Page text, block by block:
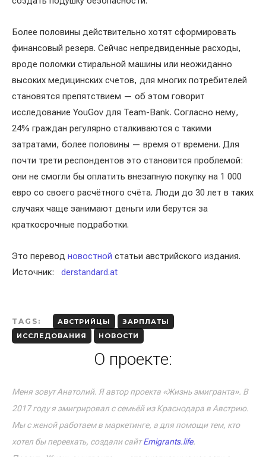
Более половины действительно хотят сформировать
финансовый резерв. Сейчас непредвиденные расходы,
вроде поломки стиральной машины или неожиданно
высоких медицинских счетов, для многих потребителей
становятся препятствием — об этом говорит
исследование YouGov для Team-Bank. Согласно нему,
24% граждан регулярно сталкиваются с такими
затратами, более половины — время от времени. Для
почти трети респондентов это становится проблемой:
они не смогли бы оплатить внезапную покупку на 1 000
евро со своего расчётного счёта. Люди до 30 лет в таких
случаях чаще занимают деньги или берутся за
краткосрочные подработки.
Это перевод новостной статьи австрийского издания.
Источник: derstandard.at
TAGS: АВСТРИЙЦЫ
ЗАРПЛАТЫ
ИССЛЕДОВАНИЯ
НОВОСТИ
О проекте:
Меня зовут Анатолий. Я автор проекта «Жизнь эмигранта». В
2017 году я эмигрировал с семьёй из Краснодара в Австрию.
Мы с женой работаем в маркетинге, а для помощи тем, кто
хотел бы переехать, создали сайтEmigrants.life.